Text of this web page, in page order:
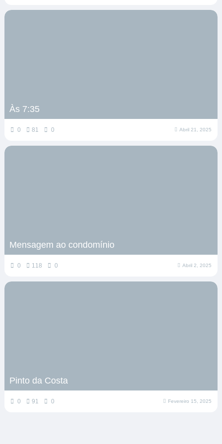
Às 7:35
0 81 0 Abril 21, 2025
Mensagem ao condomínio
0 118 0 Abril 2, 2025
Pinto da Costa
0 91 0 Fevereiro 15, 2025